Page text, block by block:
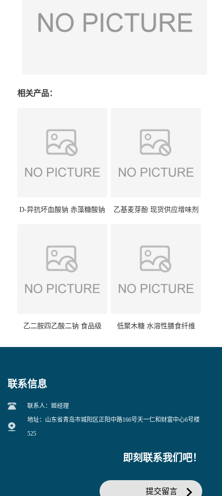
相关产品：
D-异抗坏血酸钠 赤藻糖酸钠
乙基麦芽酚 现货供应增味剂
乙二胺四乙酸二钠 食品级
低聚木糖 水溶性膳食纤维
联系信息
联系人：姬经理
地址：山东省青岛市城阳区正阳中路166号天一仁和财富中心6号楼
525
即刻联系我们吧！
提交留言